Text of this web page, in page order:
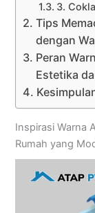
3.
Tips
dengan
Peran
Estetika
Inspirasi Warna
Rumah yang